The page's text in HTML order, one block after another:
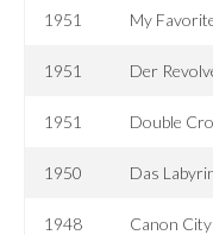
1951 My
1951 Der
1951 Double
1950 Das
1948 Canon City